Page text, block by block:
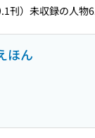
刊）未収録の人物
ほん